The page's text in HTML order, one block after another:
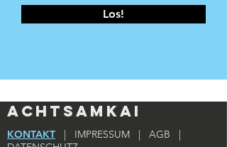
Los!
Achtsamkai
KONTAKT | IMPRESSUM | AGB |